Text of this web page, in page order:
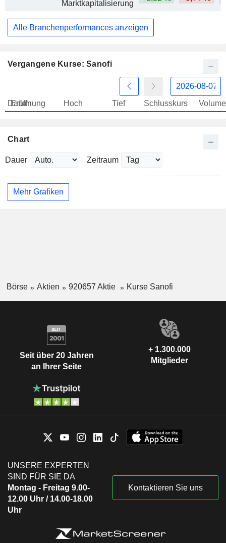
Marktkapitalisierung
Alle Branchenperformances anzeigen
Vergangene Kurse: Sanofi
Datum
Eröffnung Hoch Tief Schlusskurs
Chart
Dauer Zeitraum
Mehr Grafiken
Börse Aktien 920657 Aktie Kurse Sanofi
Seit über 20 Jahren
an Ihrer Seite
+ 1.300.000
Mitglieder
UNSERE EXPERTEN
SIND FÜR SIE DA
Montag - Freitag 9.00-
12.00 Uhr / 14.00-18.00
Uhr
Kontaktieren Sie uns